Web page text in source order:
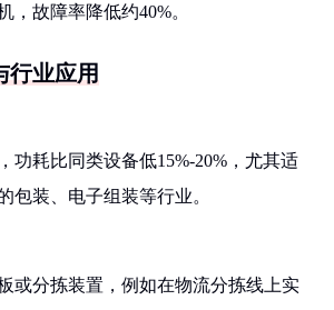
，故障率降低约40%。
行业应用
功耗比同类设备低15%-20%，尤其适
包装、电子组装等行业。
或分拣装置，例如在物流分拣线上实